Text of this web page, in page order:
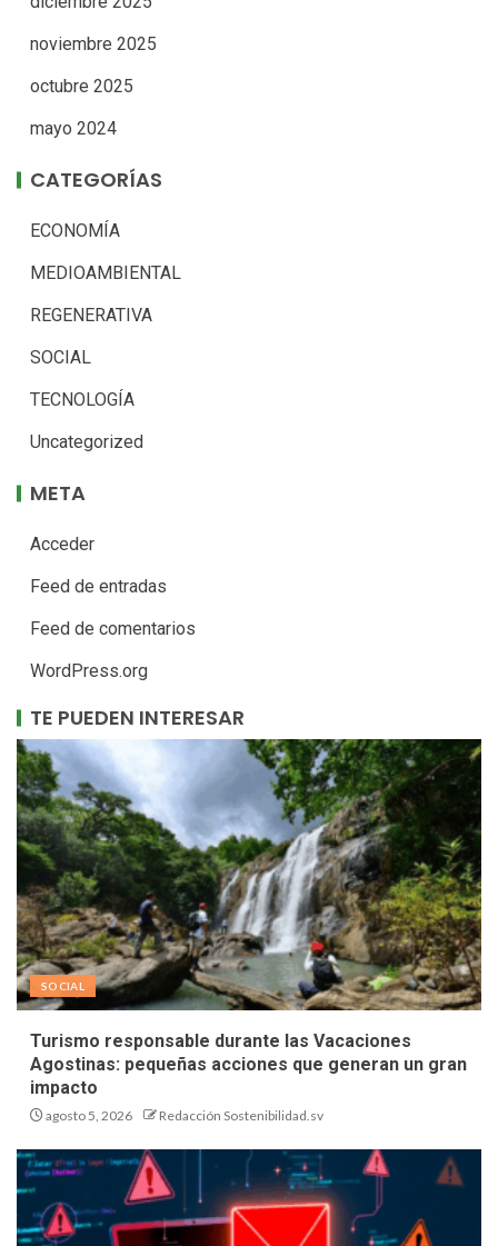
noviembre 2025
octubre 2025
mayo 2024
CATEGORÍAS
ECONOMÍA
MEDIOAMBIENTAL
REGENERATIVA
SOCIAL
TECNOLOGÍA
Uncategorized
META
Acceder
Feed de entradas
Feed de comentarios
WordPress.org
TE PUEDEN INTERESAR
SOCIAL
Turismo responsable durante las Vacaciones
Agostinas: pequeñas acciones que generan un gran
impacto
agosto 5, 2026 Redacción Sostenibilidad.sv